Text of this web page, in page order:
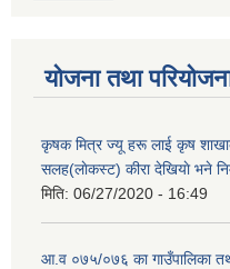
योजना तथा
कृषक मित्र ज्यू हरू लाई कृष
सलह(लाेकस्ट) कीरा देखियाे भने
मिति: 06/27/2020 - 16:49
आ‍.व ०७५/०७६ का गाउँपालिका